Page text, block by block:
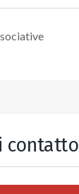
contatto